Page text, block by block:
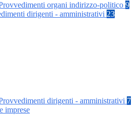
organi indirizzo-politico 9
dirigenti - amministrativi 23
dirigenti - amministrativi 7
imprese